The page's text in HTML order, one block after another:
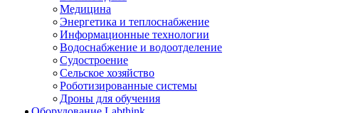
Медицина
Энергетика и теплоснабжение
Информационные технологии
Водоснабжение и водоотделение
Судостроение
Сельское хозяйство
Роботизированные системы
Дроны для обучения